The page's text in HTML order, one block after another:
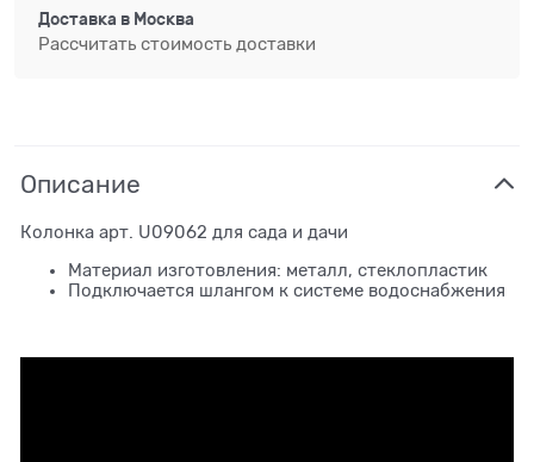
Доставка в Москва
Рассчитать стоимость доставки
Описание
Колонка арт. U09062 для сада и дачи
Материал изготовления: металл, стеклопластик
Подключается шлангом к системе водоснабжения